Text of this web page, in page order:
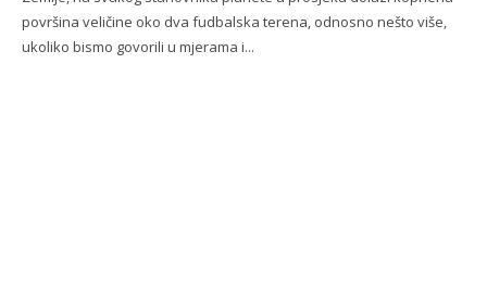
površina veličine oko dva fudbalska terena, odnosno nešto više,
ukoliko bismo govorili u mjerama i...